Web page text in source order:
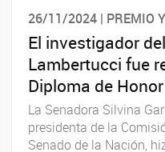
26/11/2024 | PREMIO
El investigador
Lambertucci fue
Diploma de
La Senadora Silvina
presidenta de la
Senado de la Nación,